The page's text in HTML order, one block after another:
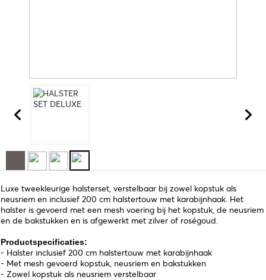
Luxe tweekleurige halsterset, verstelbaar bij zowel kopstuk als
neusriem en inclusief 200 cm halstertouw met karabijnhaak. Het
halster is gevoerd met een mesh voering bij het kopstuk, de neusriem
en de bakstukken en is afgewerkt met zilver of roségoud.
Productspecificaties:
- Halster inclusief 200 cm halstertouw met karabijnhaak
- Met mesh gevoerd kopstuk, neusriem en bakstukken
- Zowel kopstuk als neusriem verstelbaar